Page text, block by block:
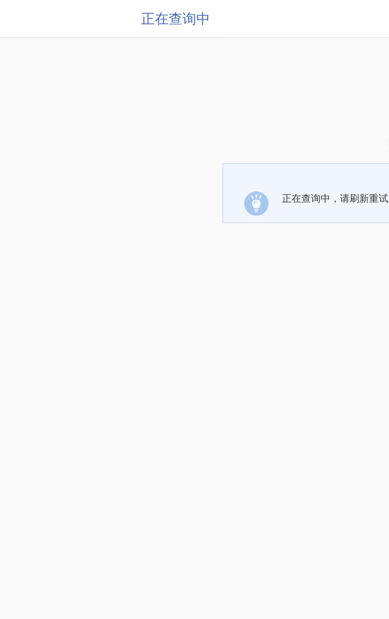
正在查询中
正在查询中，请刷新重试